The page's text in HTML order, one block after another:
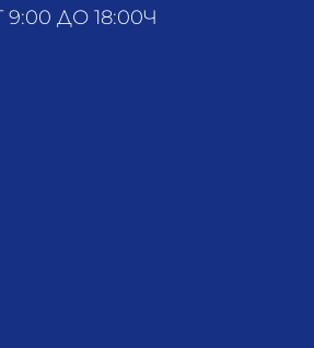
съвместим със
подходящ за
9:00 ДО 18:00Ч